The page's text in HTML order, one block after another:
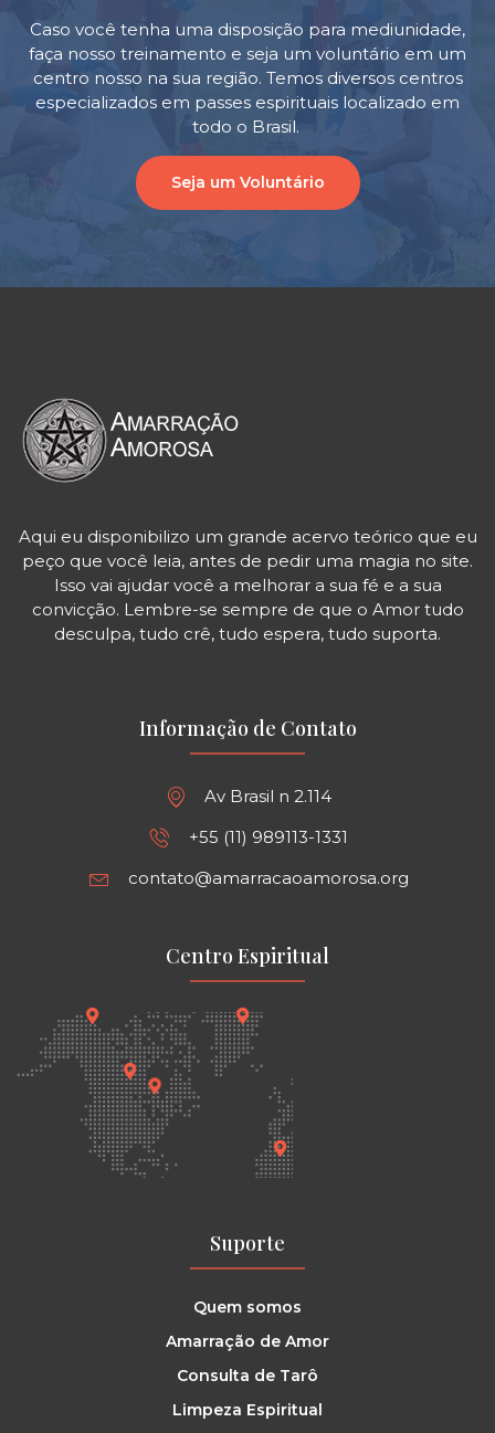
Caso você tenha uma disposição para mediunidade,
faça nosso treinamento e seja um voluntário em um
centro nosso na sua região. Temos diversos centros
especializados em passes espirituais localizado em
todo o Brasil.
Seja um Voluntário
Aqui eu disponibilizo um grande acervo teórico que eu
peço que você leia, antes de pedir uma magia no site.
Isso vai ajudar você a melhorar a sua fé e a sua
convicção. Lembre-se sempre de que o Amor tudo
desculpa, tudo crê, tudo espera, tudo suporta.
Informação de Contato
Av Brasil n 2.114
+55 (11) 989113-1331
contato@amarracaoamorosa.org
Centro Espiritual
Suporte
Quem somos
Amarração de Amor
Consulta de Tarô
Limpeza Espiritual